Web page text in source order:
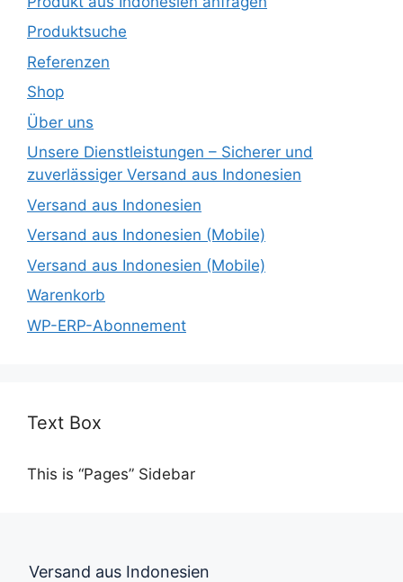
Produktsuche
Referenzen
Shop
Über uns
Unsere Dienstleistungen – Sicherer und
zuverlässiger Versand aus Indonesien
Versand aus Indonesien
Versand aus Indonesien (Mobile)
Versand aus Indonesien (Mobile)
Warenkorb
WP-ERP-Abonnement
Text Box
This is “Pages” Sidebar
Versand aus Indonesien